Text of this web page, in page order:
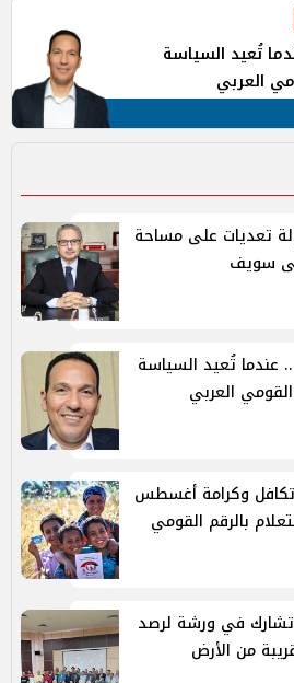
تُعيد السياسة
العربي
وإزالة تعديات على مساحة
عندما تُعيد السياسة
العربي
وكرامة أغسطس
بالرقم القومي
في ورشة لرصد
من الأرض